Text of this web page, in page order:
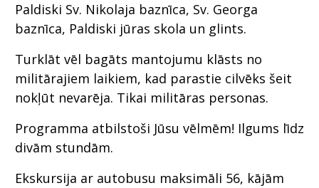
Paldiski Sv. Nikolaja baznīca, Sv. Georga
baznīca, Paldiski jūras skola un glints.
Turklāt vēl bagāts mantojumu klāsts no
militārajiem laikiem, kad parastie cilvēks šeit
nokļūt nevarēja. Tikai militāras personas.
Programma atbilstoši Jūsu vēlmēm! Ilgums līdz
divām stundām.
Ekskursija ar autobusu maksimāli 56, kājām